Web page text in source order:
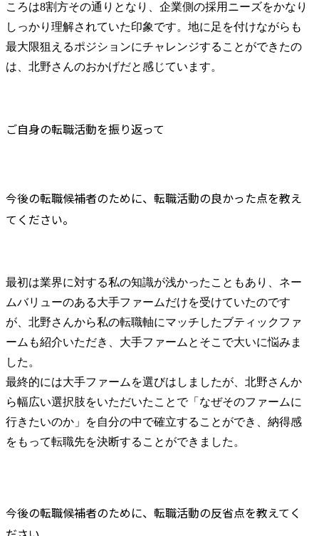
ころは8割方その通りとなり、企業側の採用ニーズをかなり
しっかり理解されていた印象です。地に足を付けながらも
最大限狙えるポジションにチャレンジすることができたの
は、北野さんのおかげだと感じています。
ご自身の転職活動を振り返って
今後の転職候補者のために、転職活動の良かった点を教え
てください。
最初は業界に対する私の知識が浅かったこともあり、ネー
ムバリューのある大手ファームだけを受けていたのです
が、北野さんから私の転職軸にマッチしたブティックファ
ームも紹介いただき、大手ファームとそこで大いに悩みま
した。
最終的には大手ファームを選びはしましたが、北野さんか
ら幅広い選択肢をいただいたことで「なぜそのファームに
行きたいのか」を自分の中で確立することができ、納得感
をもって転職先を決断することができました。
今後の転職候補者のために、転職活動の反省点を教えてく